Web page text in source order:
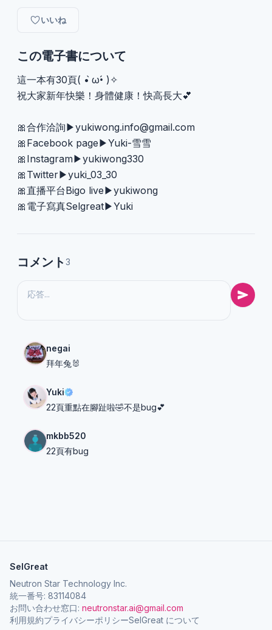
いいね
この電子書について
這一本有30頁( • ̀ω•́ )✧
祝大家新年快樂！身體健康！快高長大💕
🎀合作洽詢▶︎yukiwong.info@gmail.com
🎀Facebook page▶︎Yuki-雪雪
🎀Instagram▶︎yukiwong330
🎀Twitter▶︎yuki_03_30
🎀直播平台Bigo live▶︎yukiwong
🎀電子寫真Selgreat▶︎Yuki
コメント 3
negai
拜年兔🐰
Yuki
22頁重點在腳趾啦🤣不是bug💕
mkbb520
22頁有bug
SelGreat
Neutron Star Technology Inc.
統一番号: 83114084
お問い合わせ窓口: neutronstar.ai@gmail.com
利用規約プライバシーポリシーSelGreat について